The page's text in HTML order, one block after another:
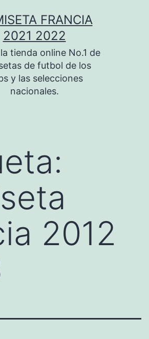
FRANCIA
2021 2022
tienda online No.1 de
de futbol de los
y las selecciones
nacionales.
2012